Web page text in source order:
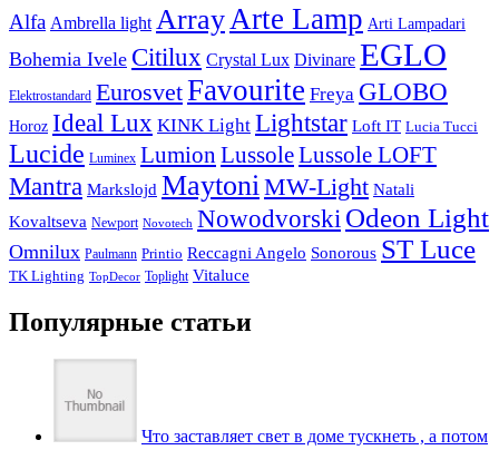
Alfa Ambrella light Array Arte Lamp Arti Lampadari
Bohemia Ivele Citilux Crystal Lux Divinare EGLO
Elektrostandard EurosvetFavourite Freya GLOBO
Horoz Ideal Lux KINK Light Lightstar Loft IT Lucia Tucci
Lucide Luminex Lumion LussoleLussole LOFT
Mantra Markslojd Maytoni MW-Light Natali
Kovaltseva Newport Novotech Nowodvorski Odeon Light
Omnilux Paulmann Printio Reccagni Angelo Sonorous ST Luce
TK Lighting TopDecor Toplight Vitaluce
Популярные статьи
Что заставляет свет в доме тускнеть , а потом